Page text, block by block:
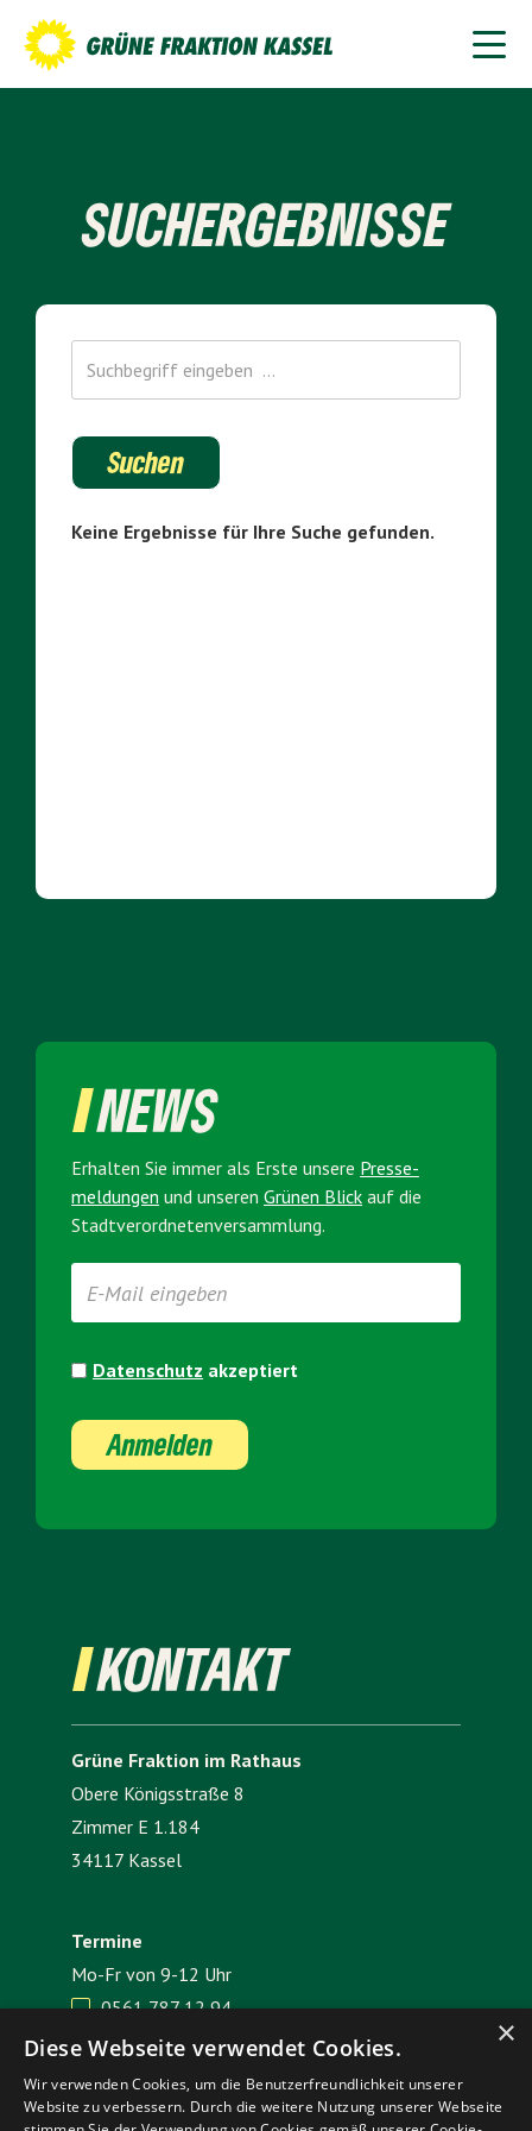
SUCHERGEBNISSE
Keine Ergebnisse für Ihre Suche gefunden.
NEWS
Erhalten Sie immer als Erste unsere Presse­
meldungen und unseren Grünen Blick auf die
Stadt­verordneten­versammlung.
Datenschutz akzeptiert
Anmelden
KONTAKT
Grüne Fraktion im Rathaus
Obere Königsstraße 8
Zimmer E 1.184
34117 Kassel
Termine
Mo-Fr von 9-12 Uhr
 0561 787 12 94
 E-Mail senden
Impressum Datenschutz
×
Diese Webseite verwendet Cookies.
Wir verwenden Cookies, um die Benutzerfreundlichkeit unserer
Website zu verbessern. Durch die weitere Nutzung unserer Webseite